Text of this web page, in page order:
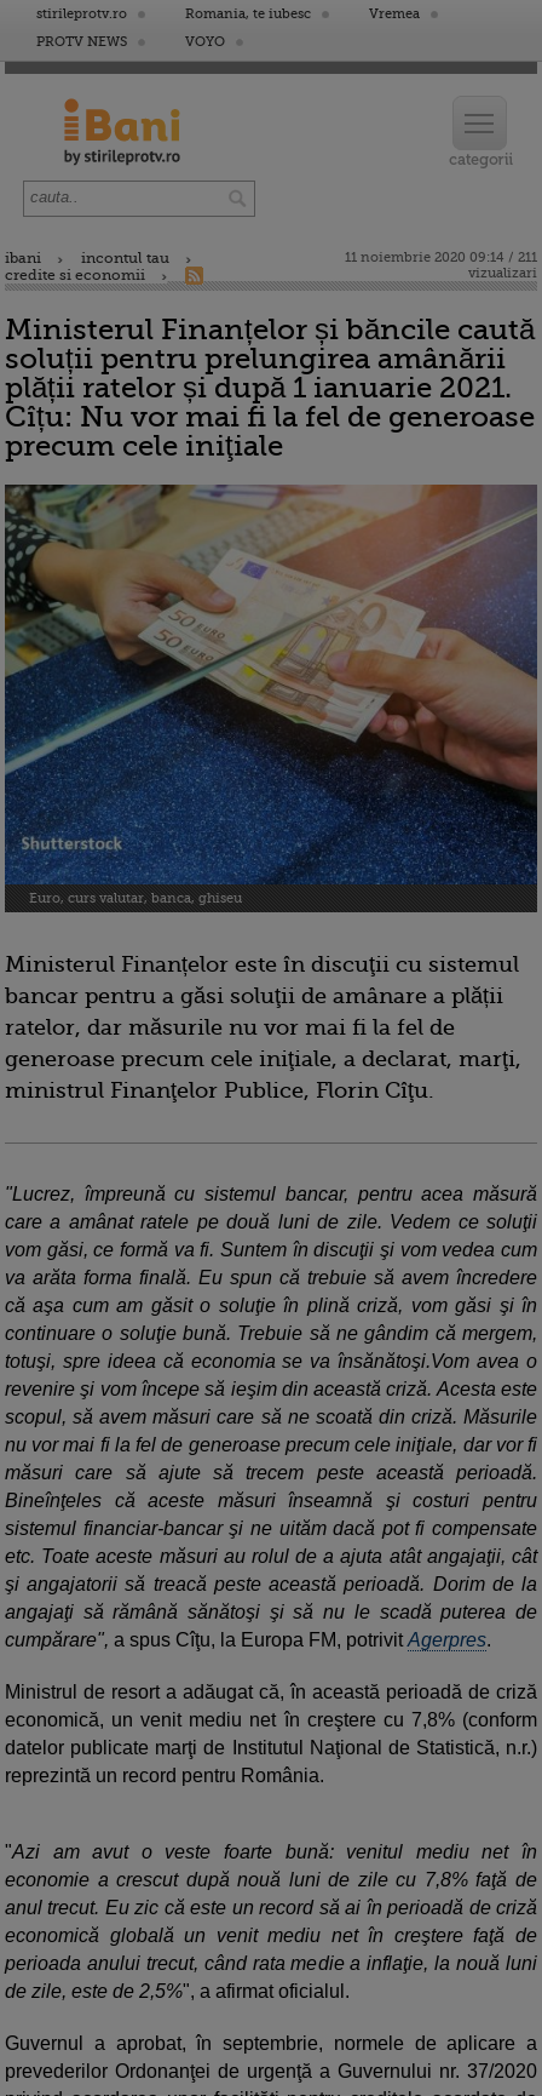
stirileprotv.ro Romania, te iubesc
Vremea
PROTV NEWS
VOYO
ibani
incontul tau
credite si economii
11 noiembrie 2020 09:14 / 211
vizualizari
Ministerul Finanțelor și băncile caută
soluții pentru prelungirea amânării
plății ratelor și după 1 ianuarie 2021.
Cîțu: Nu vor mai fi la fel de generoase
precum cele iniţiale
Euro, curs valutar, banca, ghiseu
Ministerul Finanțelor este în discuţii cu sistemul
bancar pentru a găsi soluţii de amânare a plății
ratelor, dar măsurile nu vor mai fi la fel de
generoase precum cele iniţiale, a declarat, marţi,
ministrul Finanţelor Publice, Florin Cîţu.
"Lucrez, împreună cu sistemul bancar, pentru acea măsură
care a amânat ratele pe două luni de zile. Vedem ce soluţii
vom găsi, ce formă va fi. Suntem în discuţii şi vom vedea cum
va arăta forma finală. Eu spun că trebuie să avem încredere
că aşa cum am găsit o soluţie în plină criză, vom găsi şi în
continuare o soluţie bună. Trebuie să ne gândim că mergem,
totuşi, spre ideea că economia se va însănătoşi.Vom avea o
revenire şi vom începe să ieşim din această criză. Acesta este
scopul, să avem măsuri care să ne scoată din criză. Măsurile
nu vor mai fi la fel de generoase precum cele iniţiale, dar vor fi
măsuri care să ajute să trecem peste această perioadă.
Bineînţeles că aceste măsuri înseamnă şi costuri pentru
sistemul financiar-bancar şi ne uităm dacă pot fi compensate
etc. Toate aceste măsuri au rolul de a ajuta atât angajaţii, cât
şi angajatorii să treacă peste această perioadă. Dorim de la
angajaţi să rămână sănătoşi şi să nu le scadă puterea de
cumpărare", a spus Cîţu, la Europa FM, potrivitAgerpres.
Ministrul de resort a adăugat că, în această perioadă de criză
economică, un venit mediu net în creştere cu 7,8% (conform
datelor publicate marţi de Institutul Naţional de Statistică, n.r.)
reprezintă un record pentru România.
"Azi am avut o veste foarte bună: venitul mediu net în
economie a crescut după nouă luni de zile cu 7,8% faţă de
anul trecut. Eu zic că este un record să ai în perioadă de criză
economică globală un venit mediu net în creştere faţă de
perioada anului trecut, când rata medie a inflaţie, la nouă luni
de zile, este de 2,5%", a afirmat oficialul.
Guvernul a aprobat, în septembrie, normele de aplicare a
prevederilor Ordonanţei de urgenţă a Guvernului nr. 37/2020